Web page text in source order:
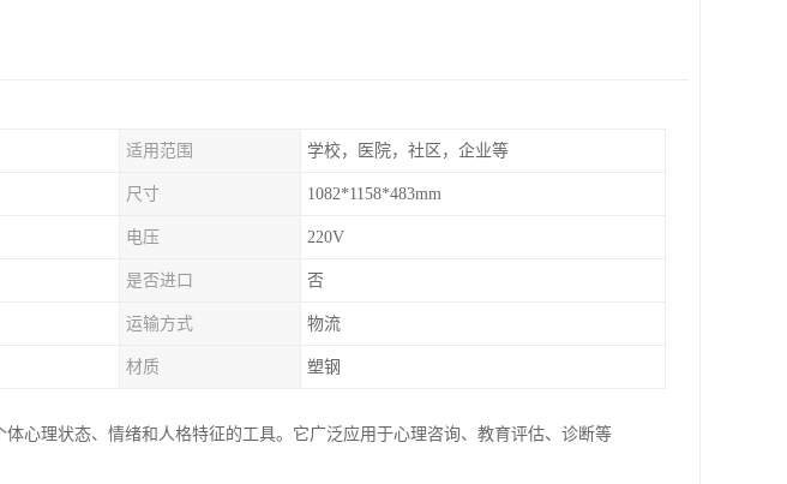
适用范围 学校，医院，社区，企业等
尺寸 1082*1158*483mm
电压 220V
是否进口 否
运输方式 物流
材质 塑钢
心理状态、情绪和人格特征的工具。它广泛应用于心理咨询、教育评估、诊断等